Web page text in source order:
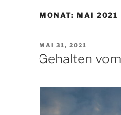
MONAT: MAI 2021
VERÖFFENTLICHT
AM
MAI 31, 2021
Gehalten